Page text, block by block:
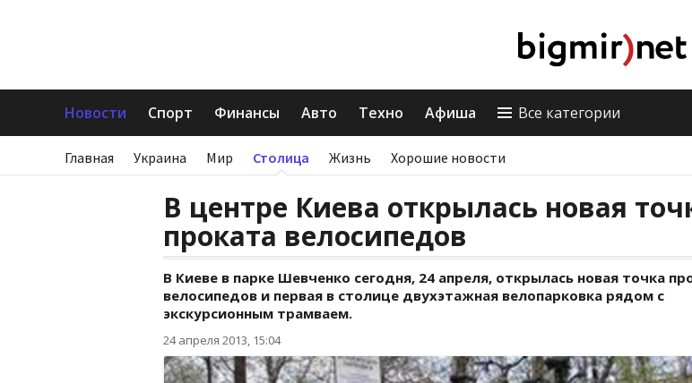
Новости Спорт Финансы Авто Техно Афиша Все категории
Главная Украина Мир Столица Жизнь Хорошие новости
В центре Киева открылась новая
проката велосипедов
В Киеве в парке Шевченко сегодня, 24 апреля, открылась новая точка
велосипедов и первая в столице двухэтажная велопарковка рядом с
экскурсионным трамваем.
24 апреля 2013, 15:04